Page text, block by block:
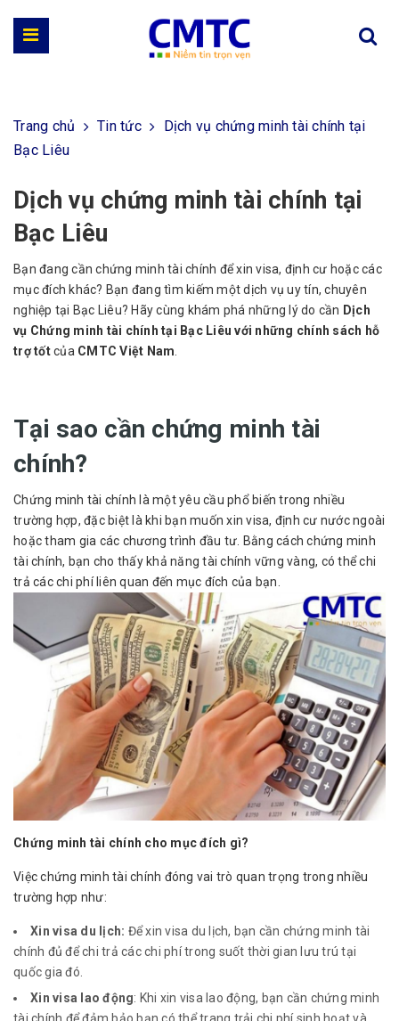
Trang chủ Tin tức
Dịch vụ chứng minh tài chính tại
Bạc Liêu
Dịch vụ chứng minh tài chính tại
Bạc Liêu
Bạn đang cần chứng minh tài chính để xin visa, định cư hoặc các
mục đích khác? Bạn đang tìm kiếm một dịch vụ uy tín, chuyên
nghiệp tại Bạc Liêu? Hãy cùng khám phá những lý do cần Dịch
vụ Chứng minh tài chính tại Bạc Liêu với những chính sách hỗ
trợ tốtcủa CMTC Việt Nam
Tại sao cần chứng minh tài
chính?
Chứng minh tài chính là một yêu cầu phổ biến trong nhiều
trường hợp, đặc biệt là khi bạn muốn xin visa, định cư nước ngoài
hoặc tham gia các chương trình đầu tư. Bằng cách chứng minh
tài chính, bạn cho thấy khả năng tài chính vững vàng, có thể chi
trả các chi phí liên quan đến mục đích của bạn.
Chứng minh tài chính cho mục đích gì?
Việc chứng minh tài chính đóng vai trò quan trọng trong nhiều
trường hợp như:
Xin visa du lịch: Để xin visa du lịch, bạn cần chứng minh tài
chính đủ để chi trả các chi phí trong suốt thời gian lưu trú tại
quốc gia đó.
Xin visa lao động: Khi xin visa lao động, bạn cần chứng minh